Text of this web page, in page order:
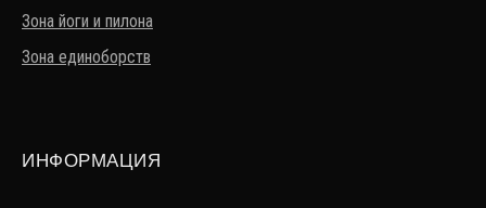
ИНФОРМАЦИЯ
Зона йоги и пилона
Зона единоборств